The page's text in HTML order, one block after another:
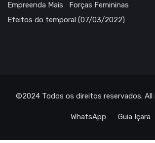
Empreenda Mais
Forças Femininas
Efeitos do temporal (07/03/2022)
©2024 Todos os direitos reservados.
WhatsApp Guia Içara